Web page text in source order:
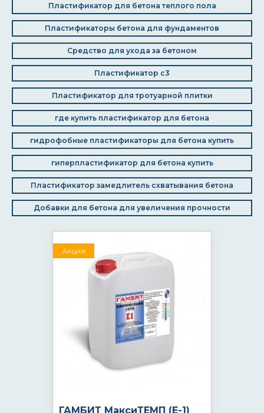
Пластификатор для бетона теплого пола
Пластификаторы бетона для фундаментов
Средство для ухода за бетоном
Пластификатор с3
Пластификатор для тротуарной плитки
где купить пластификатор для бетона
гидрофобные пластификаторы для бетона купить
гиперпластификатор для бетона купить
Пластификатор замедлитель схватывания бетона
Добавки для бетона для увеличения прочности
Акция
ГАМБИТ МаксиТЕМП (Е-1)